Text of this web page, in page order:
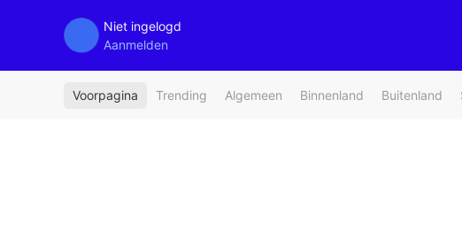
Niet ingelogd
Aanmelden
Voorpagina Trending Algemeen Binnenland Buitenland